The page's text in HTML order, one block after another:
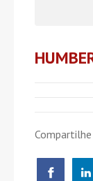
Compartilhe